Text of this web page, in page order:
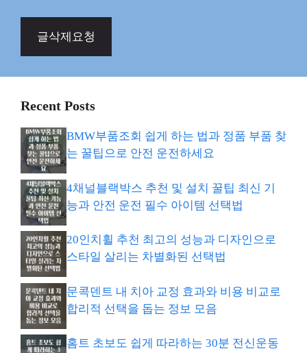
글삭제요청
Recent Posts
BMW부품조회 쉽게 하는 법과 정품 부품 찾
는 꿀팁으로 안전 운전하세요
4채널블랙박스 추천 및 설치 꿀팁 최신 기
능과 안전 운전 필수 아이템 선택법
20인치휠 추천 최고의 성능과 디자인으로
스타일 살리는 차별화된 선택법
문콕덴트 내 치아 교정 효과와 비용 비교로
합리적 선택을 돕는 정보 모음
홈트 초보도 쉽게 따라하는 30분 전신운동